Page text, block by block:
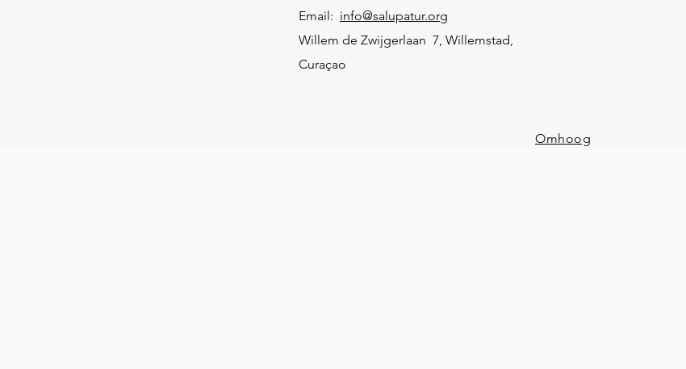
Email: info@salupatur.org
Willem de Zwijgerlaan 7, Willemstad,
Curaçao
Omhoog